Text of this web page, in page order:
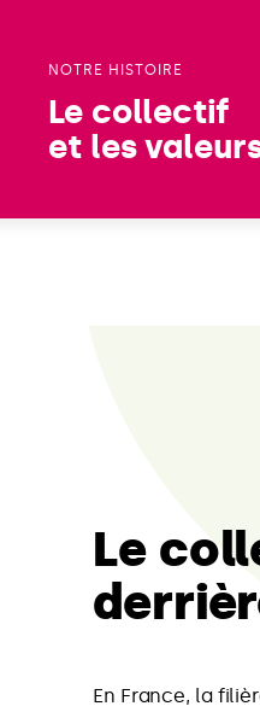
NOTRE HISTOIRE
Le collectif
et les
Le
En France, la